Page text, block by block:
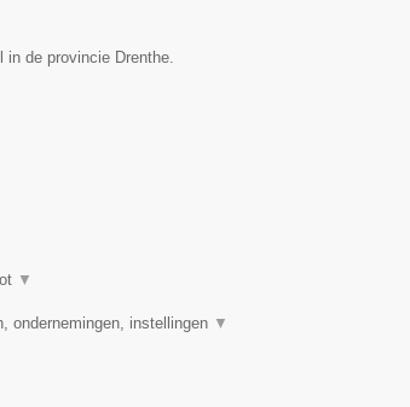
in de provincie Drenthe.
▼
ondernemingen, instellingen ▼